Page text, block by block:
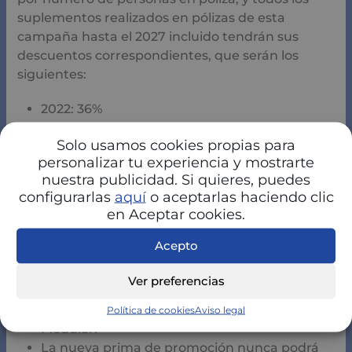
Solo usamos cookies propias para
personalizar tu experiencia y mostrarte
nuestra publicidad. Si quieres, puedes
configurarlas aquío aceptarlas haciendo clic
en Aceptar cookies.
Acepto
Ver preferencias
Política de cookiesAviso legal
suplementos realizados en pólizas de esta
campaña hasta el 2027 incluido tendrán sus
descuentos correspondientes, que serán los
siguientes:
2022: 36%
2023: 30%
2024: 24%
2025: 18%
2026: 12%
2027: 6%
update de producto, siempre y cuando se
cumplan estas condiciones:
Provengan de cualquier modalidad de DKV
Modular.
La nueva prima de promoción nunca podrá